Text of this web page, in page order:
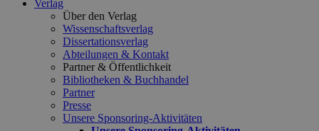
Verlag
Über den Verlag
Wissenschaftsverlag
Dissertationsverlag
Abteilungen & Kontakt
Partner & Öffentlichkeit
Bibliotheken & Buchhandel
Partner
Presse
Unsere Sponsoring-Aktivitäten